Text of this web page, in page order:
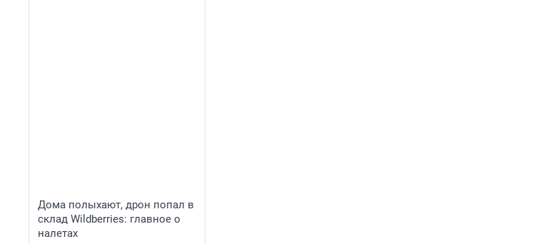
Дома полыхают, дрон попал в
склад Wildberries: главное о
налетах